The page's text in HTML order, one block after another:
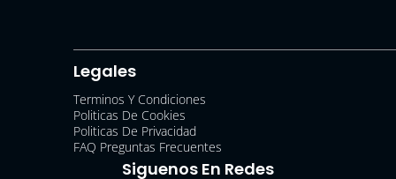
Legales
Terminos Y Condiciones
Politicas De Cookies
Politicas De Privacidad
FAQ Preguntas Frecuentes
Siguenos En Redes